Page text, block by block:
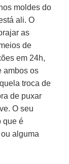
moldes do
ali. O
as
de
em 24h,
ambos os
troca de
de puxar
O seu
que é
alguma